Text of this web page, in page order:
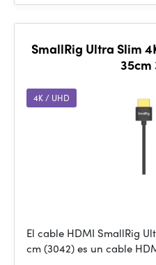
SmallRig Ultra Slim
35cm
4K / UHD
El cable HDMI SmallRig
cm (3042) es un cable